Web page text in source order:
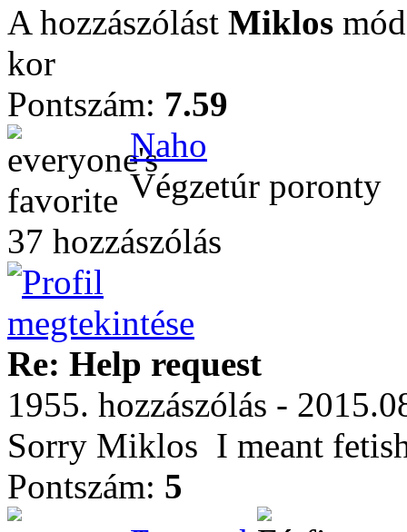
A hozzászólást Miklos
kor
Pontszám: 7.59
Naho
Végzetúr poronty
37 hozzászólás
Re: Help request
1955. hozzászólás -
Sorry Miklos I meant
Pontszám: 5